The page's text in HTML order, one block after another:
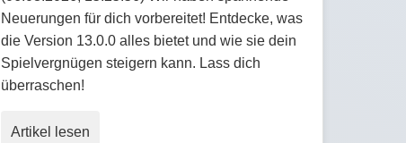
Neuerungen für dich vorbereitet! Entdecke, was
die Version 13.0.0 alles bietet und wie sie dein
Spielvergnügen steigern kann. Lass dich
überraschen!
Artikel lesen